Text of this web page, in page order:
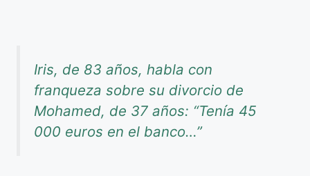
Iris, de 83 años, habla con
franqueza sobre su divorcio de
Mohamed, de 37 años: “Tenía 45
000 euros en el banco…”